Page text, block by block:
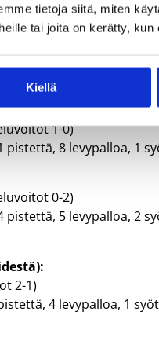
tietoja siitä, miten
tai joita on kerätty,
Kiellä
viime
paras kolmesta):
1-0)
pistettä, 8 levypalloa, 1
0-2)
pistettä, 5 levypalloa, 2
2-1)
4 levypalloa, 1